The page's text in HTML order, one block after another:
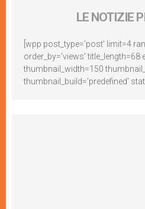
LE NOTIZIE
[wpp post_type='post' limit=4
order_by='views' title_length=68
thumbnail_width=150
thumbnail_build='predefined'